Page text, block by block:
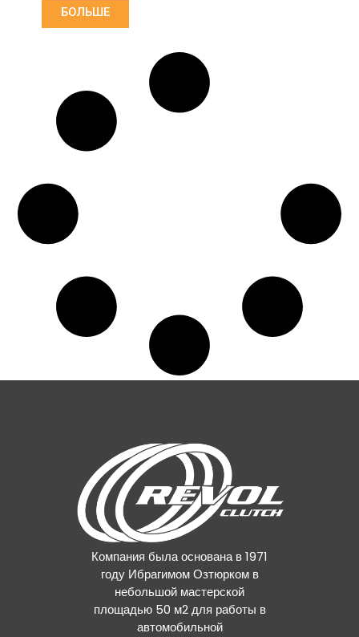
БОЛЬШЕ
Компания была основана в 1971
году Ибрагимом Озтюрком в
небольшой мастерской
площадью 50 м2 для работы в
автомобильной